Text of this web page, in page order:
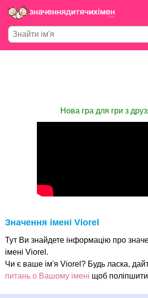
Нова гра для гри з
Значення імені Viorel
Тут Ви знайдете інформацію про
імені Viorel.
Чи є ваше ім'я Viorel? Будь ласка,
питань о Вашому імені щоб